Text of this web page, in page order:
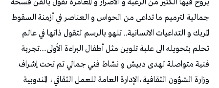
بروح فيها الكثير من الرغبة و الاصرار و المغامرة تقول بالفن فسحة
جمالية لترميم ما تداعى من الحواس و العناصر في أزمنة السقوط
المربك و التداعيات الانسانية.. تلهو بالرسم لتقول ذاتها في عالم
تحلم بتحويله الى علبة تلوين مثل أطفال البراءة الأولى…تجربة
فنية متواصلة لهدى دبيش و نشاط فني جمالي تم تحت إشراف
وزارة الشؤون الثقافية،الإدارة العامة للعمل الثقافي، المندوبية